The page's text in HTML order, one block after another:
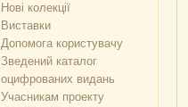
Нові колекції
Виставки
Допомога користувачу
Зведений каталог
оцифрованих видань
Учасникам проекту